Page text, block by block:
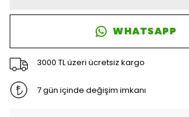
WHATSAPP
3000 TL üzeri ücretsiz kargo
7 gün içinde değişim imkanı